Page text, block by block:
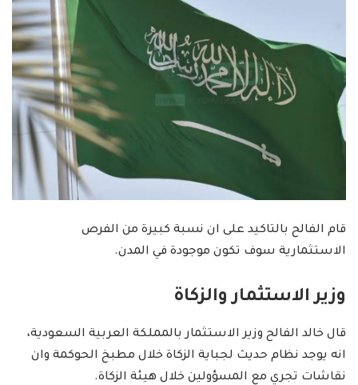
قام الفالح بالتاكيد على ان نسبة كبيرة من الفرص
الاستثمارية سوف تكون موجودة في المدن.
وزير الاستثمار والزكاة
قال خالد الفالح وزير الاستثمار بالمملكة العربية السعودية،
انه يوجد نظام حديث لجباية الزكاة خلال مطبخ الحوكمة وان
نقاشات تجري مع المسؤولين خلال هيئة الزكاة.